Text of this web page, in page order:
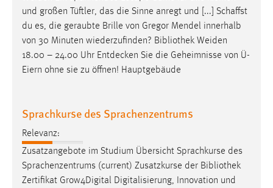
und großen Tüftler, das die Sinne anregt und [...] Schaffst
du es, die geraubte Brille von Gregor Mendel innerhalb
von 30 Minuten wiederzufinden? Bibliothek Weiden
18.00 – 24.00 Uhr Entdecken Sie die Geheimnisse von Ü-
Eiern ohne sie zu öffnen! Hauptgebäude
Sprachkurse des Sprachenzentrums
Relevanz:
Zusatzangebote im Studium Übersicht Sprachkurse des
Sprachenzentrums (current) Zusatzkurse der Bibliothek
Zertifikat Grow4Digital Digitalisierung, Innovation und